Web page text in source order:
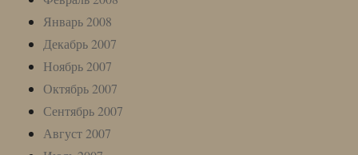
Январь 2008
Декабрь 2007
Ноябрь 2007
Октябрь 2007
Сентябрь 2007
Август 2007